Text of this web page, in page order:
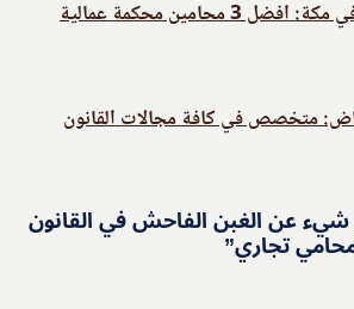
محامي قضايا عمالية في مكة: افضل 3 محامين محكمة عمالية
متخصص في كافة مجالات القانون
شيء عن الغبن الفاحش في القانون
تجاري”